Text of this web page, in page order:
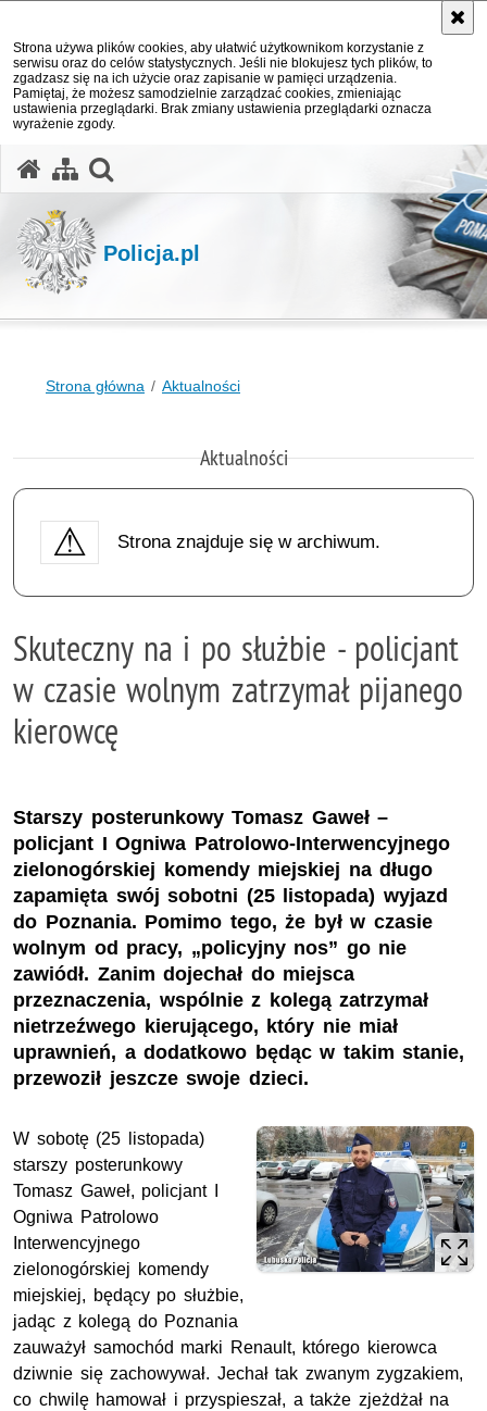
Strona używa plików cookies, aby ułatwić użytkownikom korzystanie z
serwisu oraz do celów statystycznych. Jeśli nie blokujesz tych plików, to
zgadzasz się na ich użycie oraz zapisanie w pamięci urządzenia.
Pamiętaj, że możesz samodzielnie zarządzać cookies, zmieniając
ustawienia przeglądarki. Brak zmiany ustawienia przeglądarki oznacza
wyrażenie zgody.
Policja.pl
Strona główna Aktualności
Aktualności
Strona znajduje się w archiwum.
Skuteczny na i po służbie - policjant
w czasie wolnym zatrzymał pijanego
kierowcę
Starszy posterunkowy Tomasz Gaweł –
policjant I Ogniwa Patrolowo-Interwencyjnego
zielonogórskiej komendy miejskiej na długo
zapamięta swój sobotni (25 listopada) wyjazd
do Poznania. Pomimo tego, że był w czasie
wolnym od pracy, „policyjny nos” go nie
zawiódł. Zanim dojechał do miejsca
przeznaczenia, wspólnie z kolegą zatrzymał
nietrzeźwego kierującego, który nie miał
uprawnień, a dodatkowo będąc w takim stanie,
przewoził jeszcze swoje dzieci.
W sobotę (25 listopada)
starszy posterunkowy
Tomasz Gaweł, policjant I
Ogniwa Patrolowo
Interwencyjnego
zielonogórskiej komendy
miejskiej, będący po służbie,
jadąc z kolegą do Poznania
zauważył samochód marki Renault, którego kierowca
dziwnie się zachowywał. Jechał tak zwanym zygzakiem,
co chwilę hamował i przyspieszał, a także zjeżdżał na